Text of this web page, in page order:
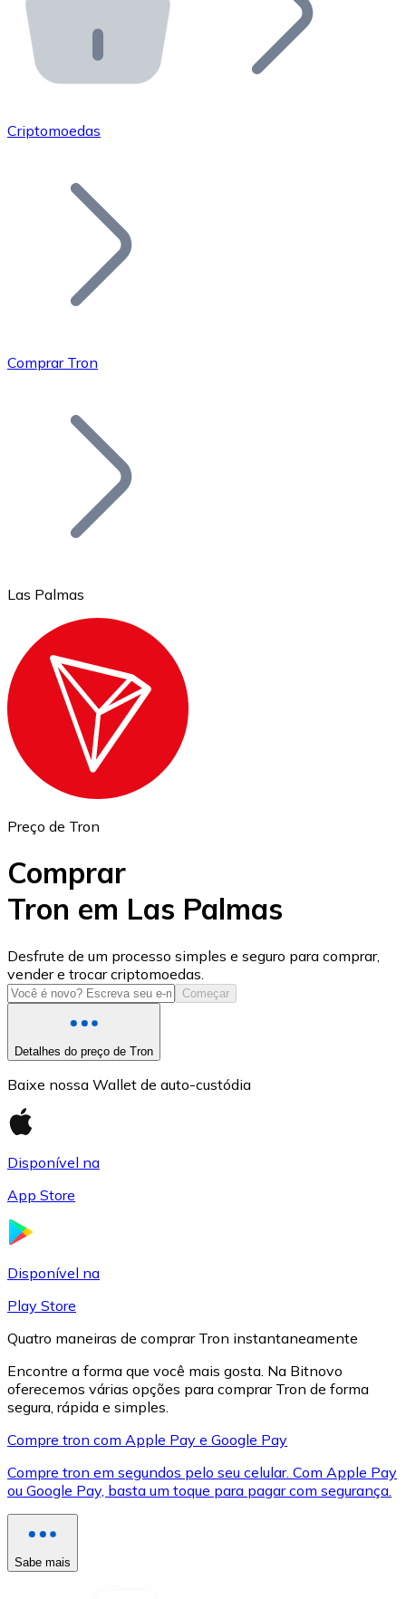
API Bitnovo
Integre nossa API no seu ecossistema.
Junte-se à nossa rede de revendedores e comercialize
Adicione o token do seu projeto ao nosso serviço de
Bitcoin
Ethereum
ETH
USD Coin
USDC
XRP
XRP
Criptomoedas
Comprar Tron
Las Palmas
Preço de Tron
Comprar
Tron em Las Palmas
Desfrute de um processo simples e seguro para comprar,
vender e trocar criptomoedas.
Começar
Detalhes do preço de Tron
Baixe nossa Wallet de auto-custódia
Disponível na
App Store
Disponível na
Play Store
Quatro maneiras de comprar Tron instantaneamente
Encontre a forma que você mais gosta. Na Bitnovo
oferecemos várias opções para comprar Tron de forma
segura, rápida e simples.
Compre tron com Apple Pay e Google Pay
Compre tron em segundos pelo seu celular. Com Apple Pay
ou Google Pay, basta um toque para pagar com segurança.
Sabe mais